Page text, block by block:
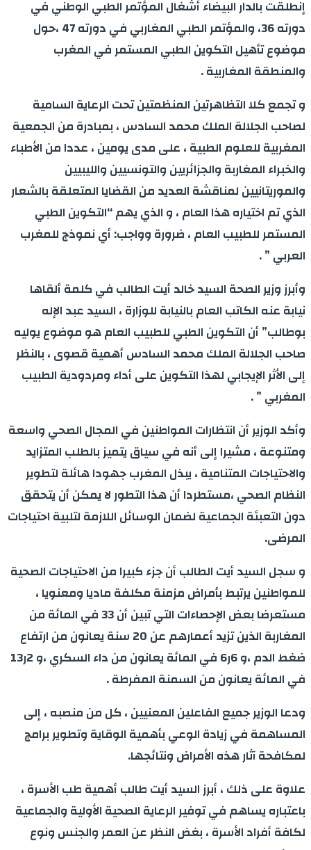
إنطلقت بالدار البيضاء أشغال المؤتمر الطبي الوطني في
دورته 36، والمؤتمر الطبي المغاربي في دورته 47 ،حول
موضوع تأهيل التكوين الطبي المستمر في المغرب
والمنطقة المغاربية .
و تجمع كلا التظاهرتين المنظمتين تحت الرعاية السامية
لصاحب الجلالة الملك محمد السادس ، بمبادرة من الجمعية
المغربية للعلوم الطبية ، على مدى يومين ، عددا من الأطباء
والخبراء المغاربة والجزائريين والتونسيين والليبيين
والموريتانيين لمناقشة العديد من القضايا المتعلقة بالشعار
الذي تم اختياره هذا العام ، و الذي يهم “التكوين الطبي
المستمر للطبيب العام ، ضرورة وواجب: أي نموذج للمغرب
العربي ” .
وأبرز وزير الصحة السيد خالد أيت الطالب في كلمة ألقاها
نيابة عنه الكاتب العام بالنيابة للوزارة ، السيد عبد الإله
بوطالب” أن التكوين الطبي للطبيب العام هو موضوع يوليه
صاحب الجلالة الملك محمد السادس أهمية قصوى ، بالنظر
إلى الأثر الإيجابي لهذا التكوين على أداء ومردودية الطبيب
المغربي ” .
وأكد الوزير أن انتظارات المواطنين في المجال الصحي واسعة
ومتنوعة ، مشيرا إلى أنه في سياق يتميز بالطلب المتزايد
والاحتياجات المتنامية ، يبذل المغرب جهودا هائلة لتطوير
النظام الصحي ،مستطردا أن هذا التطور لا يمكن أن يتحقق
دون التعبئة الجماعية لضمان الوسائل اللازمة لتلبية احتياجات
المرضى.
و سجل السيد أيت الطالب أن جزء كبيرا من الاحتياجات الصحية
للمواطنين يرتبط بأمراض مزمنة مكلفة ماديا ومعنويا ،
مستعرضا بعض الإحصاءات التي تبين أن 33 في المائة من
المغاربة الذين تزيد أعمارهم عن 20 سنة يعانون من ارتفاع
ضغط الدم ،و 6ر6 في المائة يعانون من داء السكري ،و 2ر13
في المائة يعانون من السمنة المفرطة .
ودعا الوزير جميع الفاعلين المعنيين ، كل من منصبه ، إلى
المساهمة في زيادة الوعي بأهمية الوقاية وتطوير برامج
لمكافحة آثار هذه الأمراض ونتائجها.
علاوة على ذلك ، أبرز السيد أيت طالب أهمية طب الأسرة ،
باعتباره يساهم في توفير الرعاية الصحية الأولية والجماعية
لكافة أفراد الأسرة ، بغض النظر عن العمر والجنس ونوع